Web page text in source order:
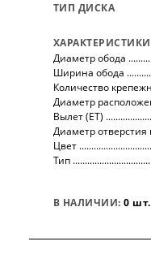
ТИП ДИСКА
Диаметр обода
Ширина обода
Количество
Диаметр
Вылет (ET)
Диаметр отверстия
Цвет
Тип
В НАЛИЧИИ:0 шт.